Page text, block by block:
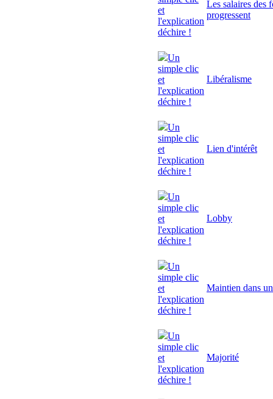
et
l'explication
déchire !
Les salaires des
progressent
Un
simple clic
et
l'explication
déchire !
Libéralisme
Un
simple clic
et
l'explication
déchire !
Lien d'intérêt
Un
simple clic
et
l'explication
déchire !
Lobby
Un
simple clic
et
l'explication
déchire !
Maintien dans
Un
simple clic
et
l'explication
déchire !
Majorité